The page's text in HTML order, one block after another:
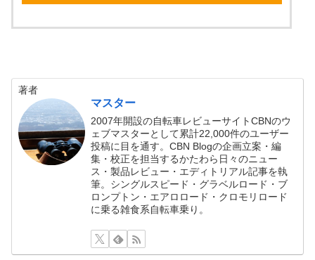
著者
マスター
2007年開設の自転車レビューサイトCBNのウ
ェブマスターとして累計22,000件のユーザー
投稿に目を通す。CBN Blogの企画立案・編
集・校正を担当するかたわら日々のニュー
ス・製品レビュー・エディトリアル記事を執
筆。シングルスピード・グラベルロード・ブ
ロンプトン・エアロロード・クロモリロード
に乗る雑食系自転車乗り。